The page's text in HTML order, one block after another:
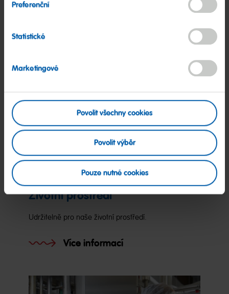
Preferenční
Statistické
Marketingové
Povolit všechny cookies
Povolit výběr
Pouze nutné cookies
Životní prostředí
Udržitelně pro naše životní prostředí.
Více informací